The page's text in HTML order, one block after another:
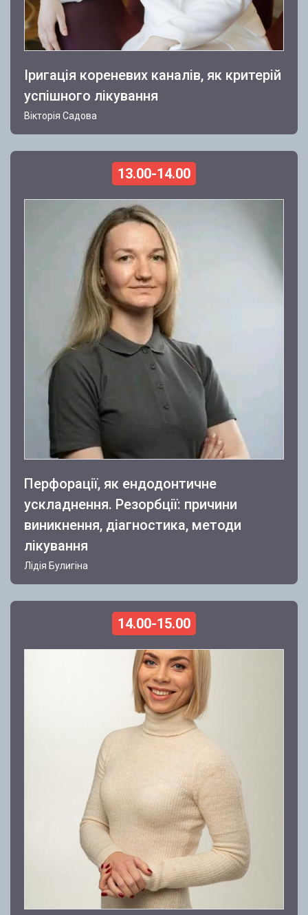
Іригація кореневих каналів, як критерій
успішного лікування
Вікторія Садова
13.00-14.00
Перфорації, як ендодонтичне
ускладнення. Резорбції: причини
виникнення, діагностика, методи
лікування
Лідія Булигіна
14.00-15.00